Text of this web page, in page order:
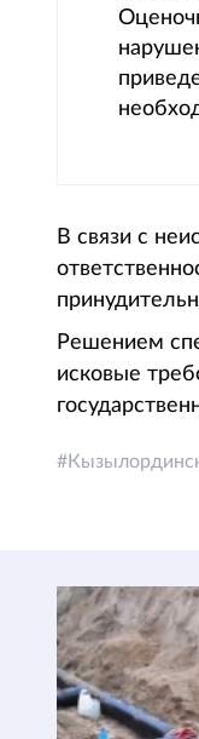
В связи с
Решением
исковые